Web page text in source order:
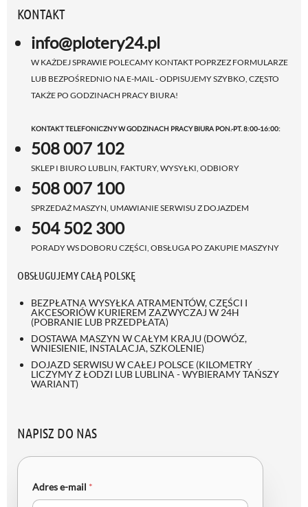
KONTAKT
info@plotery24.pl
W KAŻDEJ SPRAWIE POLECAMY KONTAKT POPRZEZ FORMULARZE
LUB BEZPOŚREDNIO NA E-MAIL - ODPISUJEMY SZYBKO, CZĘSTO
TAKŻE PO GODZINACH PRACY BIURA!
KONTAKT TELEFONICZNY W GODZINACH PRACY BIURA PON.-PT. 8:00-16:00:
508 007 102
SKLEP I BIURO LUBLIN, FAKTURY, WYSYŁKI, ODBIORY
508 007 100
SPRZEDAŻ MASZYN, UMAWIANIE SERWISU Z DOJAZDEM
504 502 300
PORADY WS DOBORU CZĘŚCI, OBSŁUGA PO ZAKUPIE MASZYNY
OBSŁUGUJEMY CAŁĄ POLSKĘ
BEZPŁATNA WYSYŁKA ATRAMENTÓW, CZĘŚCI I
AKCESORIÓW KURIEREM ZAZWYCZAJ W 24H
(POBRANIE LUB PRZEDPŁATA)
DOSTAWA MASZYN W CAŁYM KRAJU (DOWÓZ,
WNIESIENIE, INSTALACJA, SZKOLENIE)
DOJAZD SERWISU W CAŁEJ POLSCE (KILOMETRY
LICZYMY Z ŁODZI LUB LUBLINA - WYBIERAMY TAŃSZY
WARIANT)
NAPISZ DO NAS
Adres e-mail *